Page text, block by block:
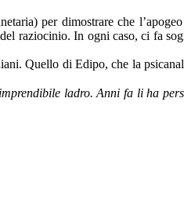
per dimostrare che
raziocinio. In ogni caso, ci fa
Quello di Edipo, che la
ladro. Anni fa li ha